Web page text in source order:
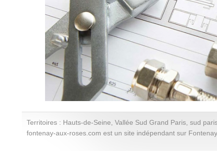
Territoires : Hauts-de-Seine, Vallée Sud Grand Paris, sud
fontenay-aux-roses.com est un site indépendant sur